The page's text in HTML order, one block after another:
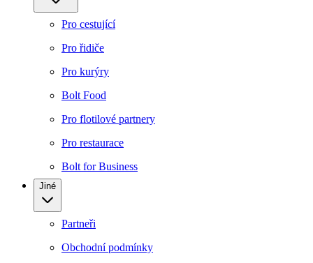
Pro cestující
Pro řidiče
Pro kurýry
Bolt Food
Pro flotilové partnery
Pro restaurace
Bolt for Business
Jiné
Partneři
Obchodní podmínky